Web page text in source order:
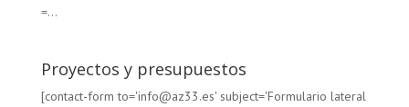
=...
Proyectos y presupuestos
[contact-form to='info@az33.es' subject='Formulario lateral